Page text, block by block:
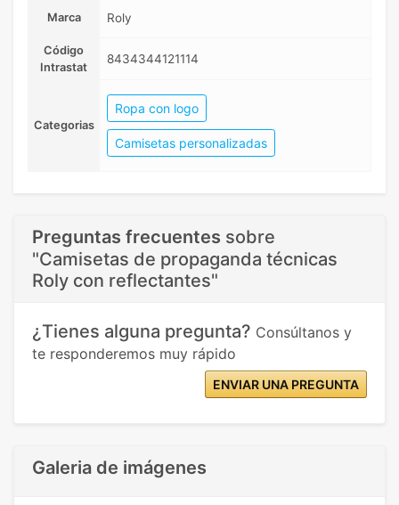
Marca Roly
Código
Intrastat
8434344121114
Categorias
Ropa con logo
Camisetas personalizadas
Preguntas frecuentes sobre
"Camisetas de propaganda técnicas
Roly con reflectantes"
¿Tienes alguna pregunta? Consúltanos y
te responderemos muy rápido
ENVIAR UNA PREGUNTA
Galeria de imágenes